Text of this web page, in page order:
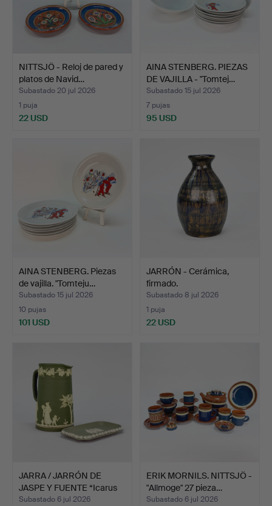
NITTSJÖ - Reloj de pared y
platos de Navid…
Subastado 20 jul 2026
1 puja
22 USD
AINA STENBERG. PIEZAS
DE VAJILLA - "Tomtej…
Subastado 15 jul 2026
7 pujas
95 USD
AINA STENBERG. Piezas
de vajilla. "Tomteju…
Subastado 15 jul 2026
10 pujas
101 USD
JARRÓN - Cerámica,
firmado.
Subastado 8 jul 2026
1 puja
22 USD
JARRA / JARRÓN DE
JASPE Y FUENTE “Icarus
a…
Subastado 6 jul 2026
ERIK MORNILS. NITTSJÖ -
"Allmoge" 27 pieza…
Subastado 6 jul 2026